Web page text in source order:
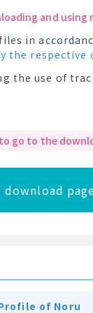
and using
in
the respective
the use of
go to the
of Noru